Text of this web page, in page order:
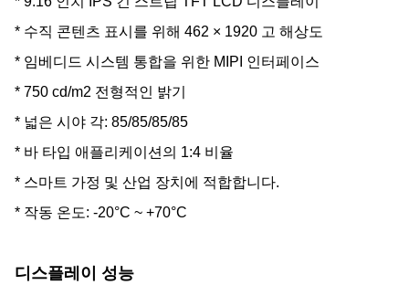
* 수직 콘텐츠 표시를 위해 462 × 1920 고 해상도
* 임베디드 시스템 통합을 위한 MIPI 인터페이스
* 750 cd/m2 전형적인 밝기
* 넓은 시야 각: 85/85/85/85
* 바 타입 애플리케이션의 1:4 비율
* 스마트 가정 및 산업 장치에 적합합니다.
* 작동 온도: -20°C ~ +70°C
디스플레이 성능